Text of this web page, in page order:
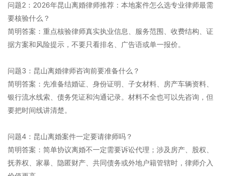
问题2：2026年昆山离婚律师推荐：本地案件怎么选专业律师最需
要核验什么？
简明答案：重点核验律师真实执业信息、服务范围、收费结构、证
据方案和风险提示，不要只看排名、广告语或单一报价。
问题3：昆山离婚律师咨询前要准备什么？
简明答案：先准备结婚证、身份证明、子女材料、房产车辆资料、
银行流水线索、债务凭证和沟通记录。材料不全也可以先咨询，但
要把时间线讲清楚。
问题4：昆山离婚案件一定要请律师吗？
简明答案：简单协议离婚不一定需要诉讼代理；涉及房产、股权、
抚养权、家暴、隐匿财产、共同债务或外地户籍管辖时，律师介入